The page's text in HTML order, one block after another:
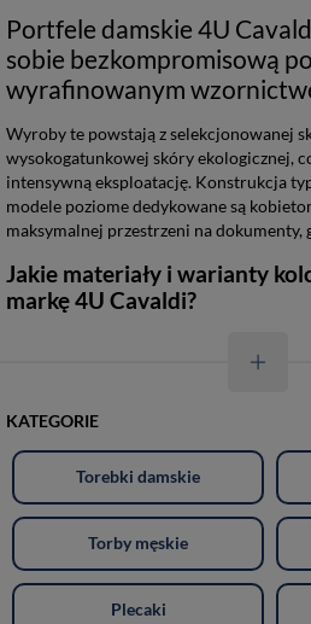
Portfele damskie 4U
sobie bezkompromisową
wyrafinowanym
Wyroby te powstają z selekcjonowanej
wysokogatunkowej skóry ekologicznej,
intensywną eksploatację. Konstrukcja
modele poziome dedykowane są
maksymalnej przestrzeni na dokumenty,
Jakie materiały i warianty
markę 4U Cavaldi?
KATEGORIE
Torebki damskie
Torby męskie
Plecaki